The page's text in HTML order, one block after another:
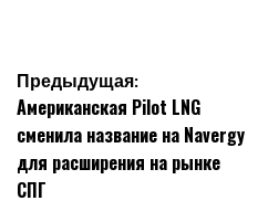
Навигация
по
записям
Предыдущая:
Американская Pilot LNG
сменила название на Navergy
для расширения на рынке
СПГ